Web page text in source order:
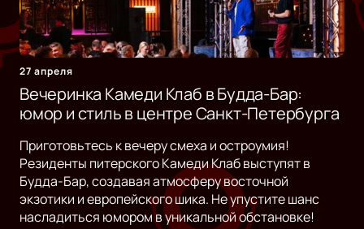
27 апреля
Вечеринка Камеди Клаб в Будда-Бар:
юмор и стиль в центре Санкт-Петербурга
Приготовьтесь к вечеру смеха и остроумия!
Резиденты питерского Камеди Клаб выступят в
Будда-Бар, создавая атмосферу восточной
экзотики и европейского шика. Не упустите шанс
насладиться юмором в уникальной обстановке!